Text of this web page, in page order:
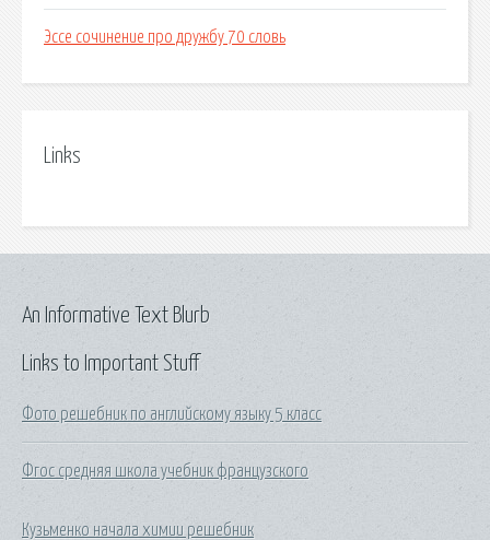
Эссе сочинение про дружбу 70 словь
Links
Links to Important Stuff
Фото решебник по английскому языку 5 класс
Фгос средняя школа учебник французского
Кузьменко начала химии решебник
An Informative Text Blurb